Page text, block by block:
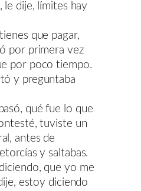
le dije, límites hay
que pagar,
por primera vez
por poco tiempo.
y preguntaba
qué fue lo que
tuviste un
antes de
y saltabas.
que yo me
estoy diciendo